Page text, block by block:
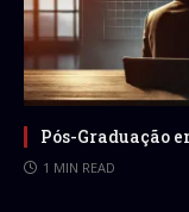
Pós-Graduação
1 MIN READ